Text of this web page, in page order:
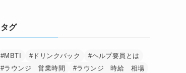
タグ
#MBTI #ドリンクバック
#ヘルプ要員とは
#ラウンジ 営業時間
#ラウンジ 時給 相場